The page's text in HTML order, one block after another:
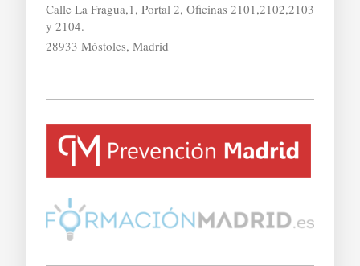
Calle La Fragua,1, Portal 2, Oficinas 2101,2102,2103
y 2104.
28933 Móstoles, Madrid